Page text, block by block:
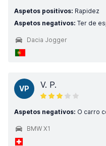
Aspetos positivos: Rapidez
Aspetos negativos: Ter de
Dacia Jogger
VP V. P.
Aspetos negativos: O carro
BMW X1